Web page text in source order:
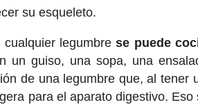
su esqueleto.
cualquier legumbrese puede
un guiso, una sopa, una
de una legumbre que, al tener
para el aparato digestivo.